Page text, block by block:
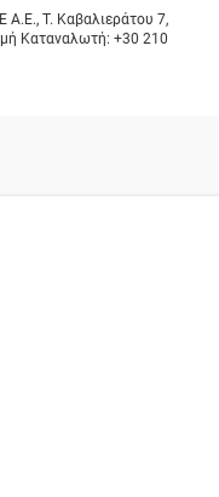
A.E., Τ. Καβαλιεράτου 7,
Καταναλωτή: +30 210